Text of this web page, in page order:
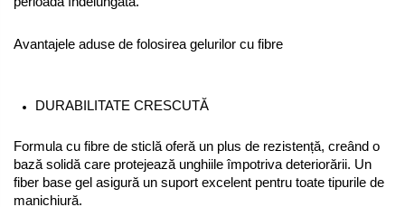
Avantajele aduse de folosirea gelurilor cu fibre
DURABILITATE CRESCUTĂ
Formula cu fibre de sticlă oferă un plus de rezistență, creând o
bază solidă care protejează unghiile împotriva deteriorării. Un
fiber base gel asigură un suport excelent pentru toate tipurile de
manichiură.